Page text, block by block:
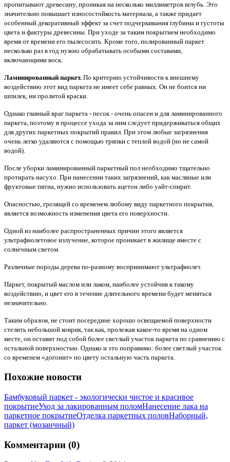
пропитывают древесину, проникая на несколько миллиметров вглубь. Это
значительно повышает износостойкость материала, а также при­дает
особенный декоративный эффект за счет подчеркивания глубины и густоты
цвета и фактуры древесины. При уходе за таким покрытием необходимо
время от времени его пыле­сосить. Кроме того, полированный паркет
несколько раз в год нужно обрабатывать особыми составами,
включающими воск.
Ламинированный паркет. По критерию устойчивости к внешнему
воздействию этот вид паркета не имеет себе равных. Он не боится ни
шпилек, ни пролитой краски.
Однако главный враг паркета - песок - очень опасен и для ламинированного
паркета, поэтому в процессе ухода за ним следует придерживаться общих
для других паркетных покрытий правил. При этом любые загрязнения
очень легко удаляются с помощью тряпки с теплой водой (но не самой
водой).
После уборки ламинированный паркетный пол необходимо тщательно
протирать насухо. При нанесении таких загрязнений, как масляные или
фруктовые пятна, нужно использовать ацетон либо уайт-спирит.
Опасностью, грозящей со временем любому виду паркетного покрытия,
является воз­можность изменения цвета его поверхности.
Одной из наиболее распространенных причин этого является
ультрафиолетовое излу­чение, которое проникает в жилище вместе с
солнечным светом.
Различные породы дерева по-разному воспринимают ультрафиолет.
Паркет, покрытый маслом или лаком, наиболее устойчив к такому
воздействию, и цвет его в течение длительного времени будет меняться
незначительно.
Таким образом, не стоит посередине хорошо освещаемой поверхности
стелить неболь­шой коврик, так как, пролежав какое-то время на одном
месте, он оставит под собой более светлый участок паркета по сравнению с
остальной поверхностью. Однако и это поправимо: более светлый участок
со временем «догонит» по цвету остальную часть паркета.
Похожие новости
Бамбуковый паркет - экологически чистое и красивое
покрытиеУход за лакированным поломНанесение лака на
паркетное покрытиеОтделка паркетных половНаборный,
паркет (мозаичный)
Комментарии (0)